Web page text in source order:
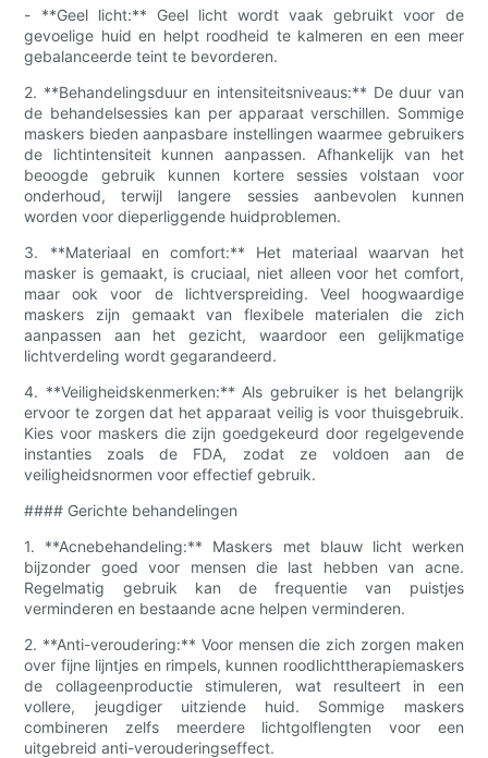
- **Geel licht:** Geel licht wordt vaak gebruikt voor de
gevoelige huid en helpt roodheid te kalmeren en een meer
gebalanceerde teint te bevorderen.
2. **Behandelingsduur en intensiteitsniveaus:** De duur van
de behandelsessies kan per apparaat verschillen. Sommige
maskers bieden aanpasbare instellingen waarmee gebruikers
de lichtintensiteit kunnen aanpassen. Afhankelijk van het
beoogde gebruik kunnen kortere sessies volstaan ​​voor
onderhoud, terwijl langere sessies aanbevolen kunnen
worden voor dieperliggende huidproblemen.
3. **Materiaal en comfort:** Het materiaal waarvan het
masker is gemaakt, is cruciaal, niet alleen voor het comfort,
maar ook voor de lichtverspreiding. Veel hoogwaardige
maskers zijn gemaakt van flexibele materialen die zich
aanpassen aan het gezicht, waardoor een gelijkmatige
lichtverdeling wordt gegarandeerd.
4. **Veiligheidskenmerken:** Als gebruiker is het belangrijk
ervoor te zorgen dat het apparaat veilig is voor thuisgebruik.
Kies voor maskers die zijn goedgekeurd door regelgevende
instanties zoals de FDA, zodat ze voldoen aan de
veiligheidsnormen voor effectief gebruik.
#### Gerichte behandelingen
1. **Acnebehandeling:** Maskers met blauw licht werken
bijzonder goed voor mensen die last hebben van acne.
Regelmatig gebruik kan de frequentie van puistjes
verminderen en bestaande acne helpen verminderen.
2. **Anti-veroudering:** Voor mensen die zich zorgen maken
over fijne lijntjes en rimpels, kunnen roodlichttherapiemaskers
de collageenproductie stimuleren, wat resulteert in een
vollere, jeugdiger uitziende huid. Sommige maskers
combineren zelfs meerdere lichtgolflengten voor een
uitgebreid anti-verouderingseffect.